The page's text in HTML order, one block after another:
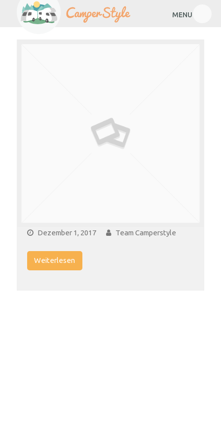
MENU
Mieten
Mieten
Dezember 1, 2017 Team Camperstyle
Weiterlesen